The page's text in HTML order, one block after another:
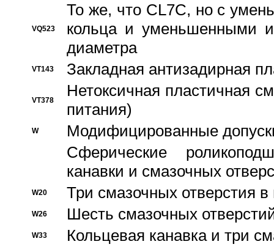
VQ523
То же, что CL7C, но с
кольца и уменьшенными
диаметра
VT143 Закладная антизадирная
VT378
Нетоксичная пластичная
питания)
W
Модифицированные
Сферические
канавки и смазочных
W20 Три смазочных отверстия
W26 Шесть смазочных
W33 Кольцевая канавка и три